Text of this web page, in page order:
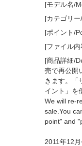
[モデル名/
[カテゴリ
[ポイント/
[ファイル
[商品詳細/
売で再公開
きます。「
イント」を
We will re-
sale.You
point" and
2011年12